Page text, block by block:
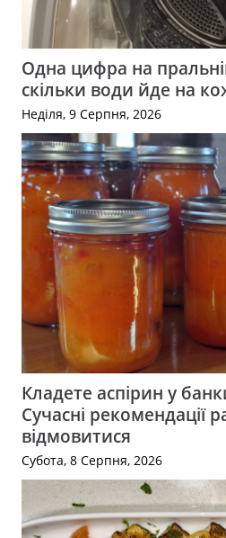
Одна цифра на
скільки води йде на
Неділя, 9 Серпня, 2026
Кладете аспірин у
Сучасні рекомендації
відмовитися
Субота, 8 Серпня, 2026